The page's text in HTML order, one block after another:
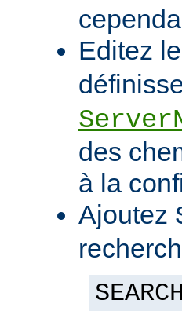
Editez
des
à la
Ajoutez